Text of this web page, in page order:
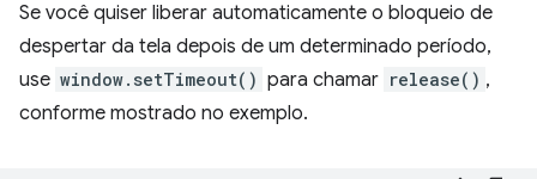
Se você quiser liberar automaticamente o bloqueio de
despertar da tela depois de um determinado período,
use window.setTimeout() para chamar release() ,
conforme mostrado no exemplo.